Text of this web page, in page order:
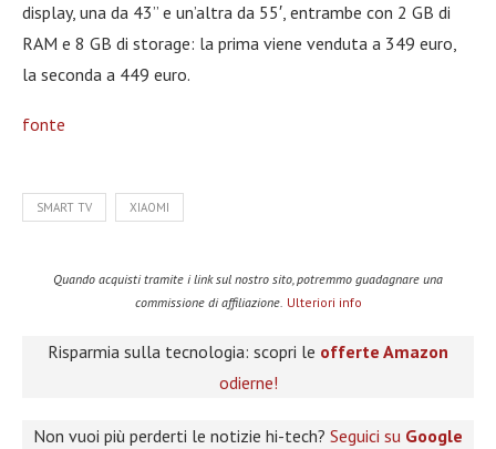
display, una da 43” e un’altra da 55′, entrambe con 2 GB di
RAM e 8 GB di storage: la prima viene venduta a 349 euro,
la seconda a 449 euro.
fonte
SMART TV XIAOMI
Quando acquisti tramite i link sul nostro sito, potremmo guadagnare una
commissione di affiliazione. Ulteriori info
Risparmia sulla tecnologia: scopri le offerte Amazon
odierne!
Non vuoi più perderti le notizie hi-tech? Seguici su Google